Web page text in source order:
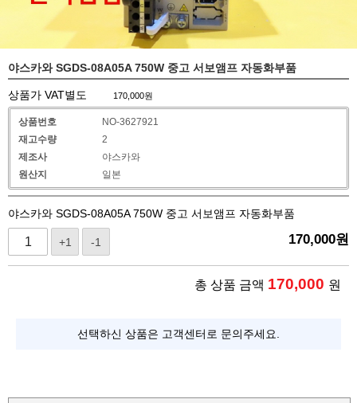
야스카와 SGDS-08A05A 750W 중고 서보앰프 자동화부품
상품가 VAT별도 170,000원
상품번호
NO-3627921
재고수량
2
제조사
야스카와
원산지
일본
야스카와 SGDS-08A05A 750W 중고 서보앰프 자동화부품
+1 -1 170,000원
총 상품 금액 170,000 원
선택하신 상품은 고객센터로 문의주세요.